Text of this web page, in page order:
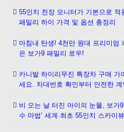
55인치 천장 모니터가 기본으로
패밀리 하이 가격 및 옵션 총정리
마침내 탄생! 4천만 원대 프리미엄
은 보가9 패밀리 로우!
카니발 하이리무진 특장차 구매
세요. 차대번호 확인부터 안전한 계
비 오는 날 터진 아이의 눈물, 보가
수 마법’ 세계 최초 55인치 스카이뷰